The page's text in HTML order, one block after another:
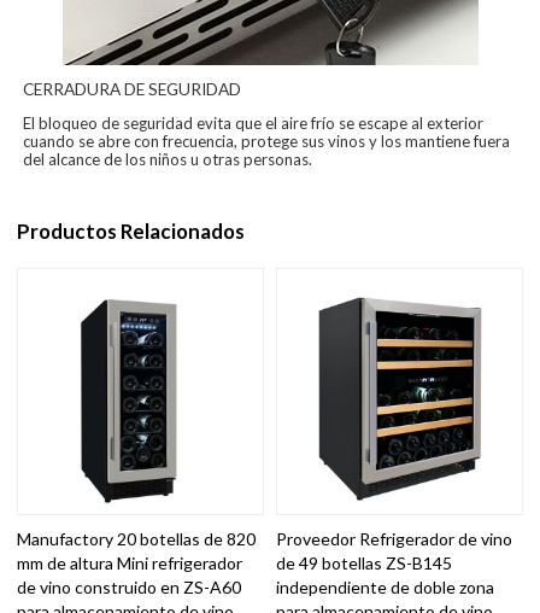
CERRADURA DE SEGURIDAD
El bloqueo de seguridad evita que el aire frío se escape al exterior
cuando se abre con frecuencia, protege sus vinos y los mantiene fuera
del alcance de los niños u otras personas.
Productos Relacionados
Manufactory 20 botellas de 820
mm de altura Mini refrigerador
de vino construido en ZS-A60
Proveedor Refrigerador de vino
de 49 botellas ZS-B145
independiente de doble zona